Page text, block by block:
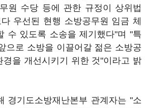
원 수당 등에 관한 규정이 상위법
우선된 현행 소방공무원 임금 체
수 있도록 소송을 제기했다"며 "특
으로 소방을 이끌어갈 젊은 소방공
경을 개선시키기 위한 것"이라고 밝
경기도소방재난본부 관계자는 "소